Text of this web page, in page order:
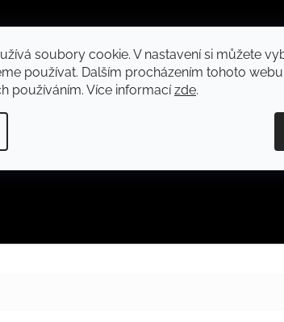
soubory cookie. V nastavení si můžete
používat. Dalším procházením tohoto
používáním. Více informacízde.